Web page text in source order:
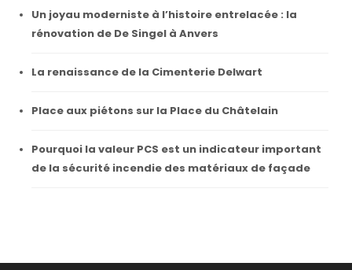
Un joyau moderniste à l’histoire entrelacée : la
rénovation de De Singel à Anvers
La renaissance de la Cimenterie Delwart
Place aux piétons sur la Place du Châtelain
Pourquoi la valeur PCS est un indicateur important
de la sécurité incendie des matériaux de façade